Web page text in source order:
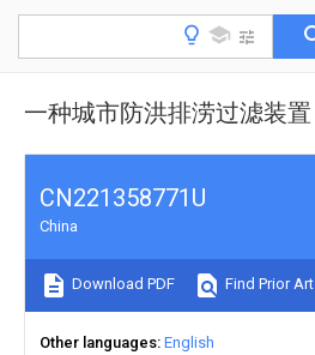
一种城市防洪排涝过滤装置
CN221358771U
China
Download PDF Find Prior Art
Other languages English